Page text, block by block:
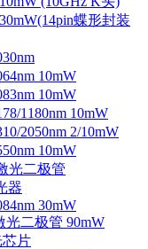
蝶形封装
10mW
10mW
1180nm 10mW
2050nm 2/10mW
10mW
光二极管
器
30mW
光二极管 90mW
芯片